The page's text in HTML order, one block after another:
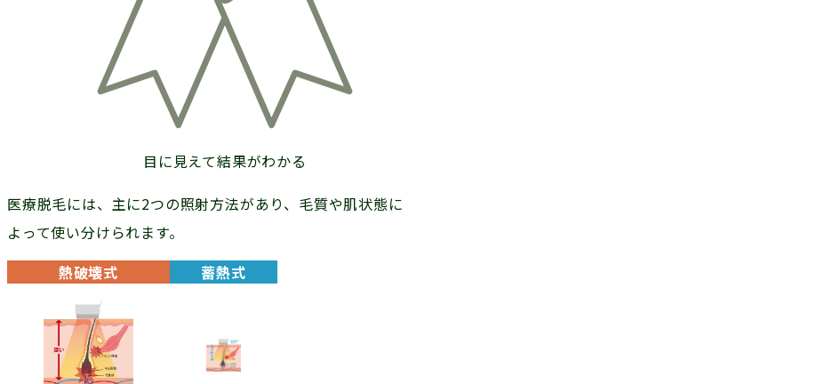
目に見えて結果がわかる
医療脱毛には、主に2つの照射方法があり、毛質や肌状態に
よって使い分けられます。
熱破壊式
蓄熱式